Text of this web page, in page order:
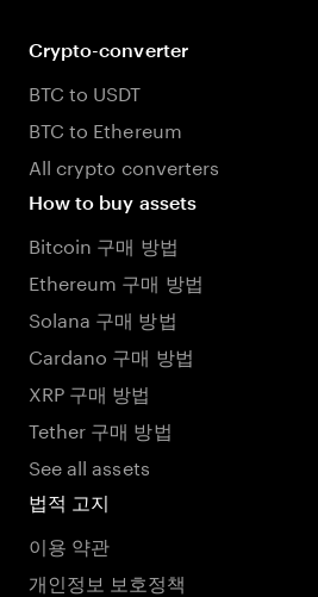
Crypto-converter
BTC to USDT
BTC to Ethereum
All crypto converters
How to buy assets
Bitcoin 구매 방법
Ethereum 구매 방법
Solana 구매 방법
Cardano 구매 방법
XRP 구매 방법
Tether 구매 방법
See all assets
법적 고지
이용 약관
개인정보 보호정책